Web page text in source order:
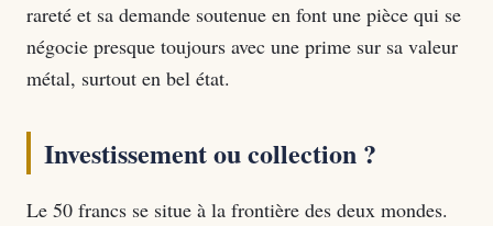
rareté et sa demande soutenue en font une pièce qui se
négocie presque toujours avec une prime sur sa valeur
métal, surtout en bel état.
Investissement ou collection ?
Le 50 francs se situe à la frontière des deux mondes.